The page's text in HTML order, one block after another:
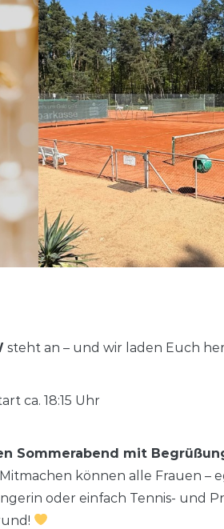
steht an – und wir laden Euch
ca. 18:15 Uhr
Sommerabend mit
Mitmachen können alle Frauen –
oder einfach Tennis- und